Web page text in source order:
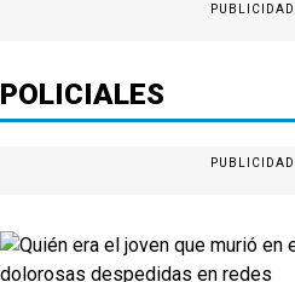
PUBLICIDAD
POLICIALES
PUBLICIDAD